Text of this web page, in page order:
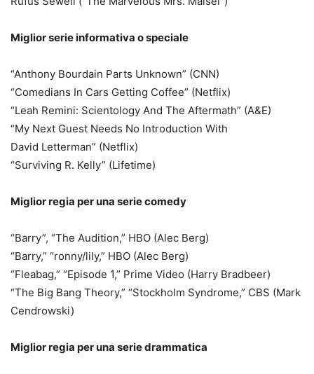
Miglior serie informativa o speciale
“Anthony Bourdain Parts Unknown” (CNN)
“Comedians In Cars Getting Coffee” (Netflix)
“Leah Remini: Scientology And The Aftermath” (A&E)
“My Next Guest Needs No Introduction With
David Letterman” (Netflix)
“Surviving R. Kelly” (Lifetime)
Miglior regia per una serie comedy
“Barry”, “The Audition,” HBO (Alec Berg)
“Barry,” “ronny/lily,” HBO (Alec Berg)
“Fleabag,” “Episode 1,” Prime Video (Harry Bradbeer)
“The Big Bang Theory,” “Stockholm Syndrome,” CBS (Mark
Cendrowski)
Miglior regia per una serie drammatica